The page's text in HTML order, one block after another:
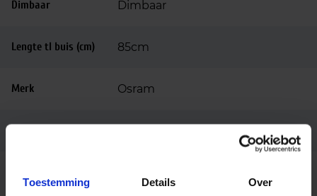
Toestemming Details Over
Dimbaar Dimbaar
Lengte tl buis (cm) 85cm
Merk Osram